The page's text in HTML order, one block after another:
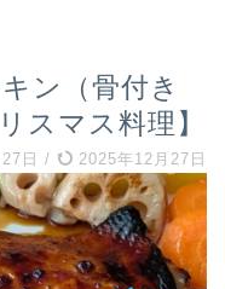
ン（骨付き
スマス料理】
日 / 2025年12月27日